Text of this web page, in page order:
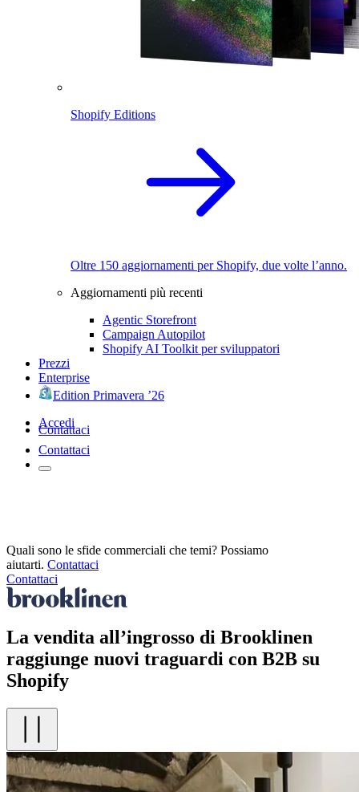
Shopify Editions
Oltre 150 aggiornamenti per Shopify, due volte l’anno.
Aggiornamenti più recenti
Agentic Storefront
Campaign Autopilot
Shopify AI Toolkit per sviluppatori
Prezzi
Enterprise
Edition Primavera ’26
Accedi
Contattaci
Contattaci
Quali sono le sfide commerciali che temi? Possiamo
aiutarti. Contattaci
Contattaci
La vendita all’ingrosso di Brooklinen
raggiunge nuovi traguardi con B2B su
Shopify